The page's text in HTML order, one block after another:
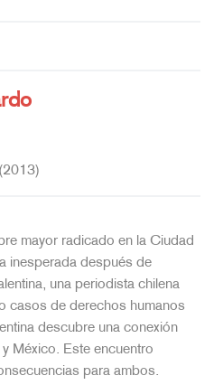
mayor radicado en la Ciudad
inesperada después de
una periodista chilena
casos de derechos humanos
descubre una conexión
México. Este encuentro
para ambos.